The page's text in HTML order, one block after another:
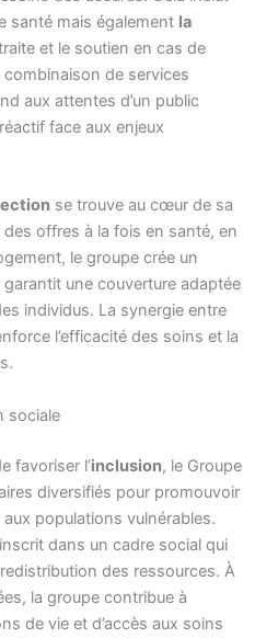
santé mais également la
et le soutien en cas de
de services
aux attentes d’un public
face aux enjeux
se trouve au cœur de sa
offres à la fois en santé, en
le groupe crée un
une couverture adaptée
individus. La synergie entre
l’efficacité des soins et la
sociale
favoriser l’inclusion, le Groupe
diversifiés pour promouvoir
populations vulnérables.
dans un cadre social qui
des ressources. À
la groupe contribue à
de vie et d’accès aux soins